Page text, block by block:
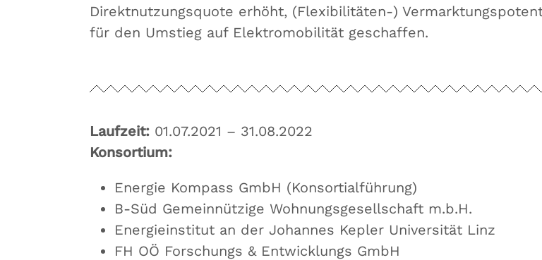
Direktnutzungsquote erhöht, (Flexibilitäten-)
für den Umstieg auf Elektromobilität geschaffen.
Laufzeit: 01.07.2021 – 31.08.2022
Konsortium:
Energie Kompass GmbH (Konsortialführung)
B-Süd Gemeinnützige Wohnungsgesellschaft m.b.H.
Energieinstitut an der Johannes Kepler Universität Linz
FH OÖ Forschungs & Entwicklungs GmbH